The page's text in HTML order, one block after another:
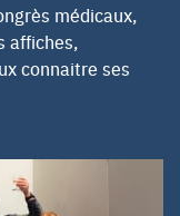
médicaux,
affiches,
connaitre ses